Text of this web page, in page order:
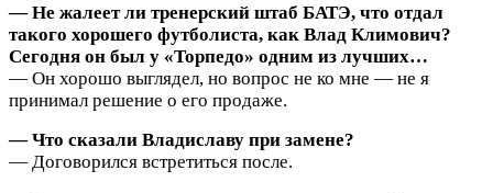
— Не жалеет ли тренерский штаб БАТЭ, что отдал
такого хорошего футболиста, как Влад Климович?
Сегодня он был у «Торпедо» одним из лучших…
— Он хорошо выглядел, но вопрос не ко мне — не я
принимал решение о его продаже.
— Что сказали Владиславу при замене?
— Договорился встретиться после.